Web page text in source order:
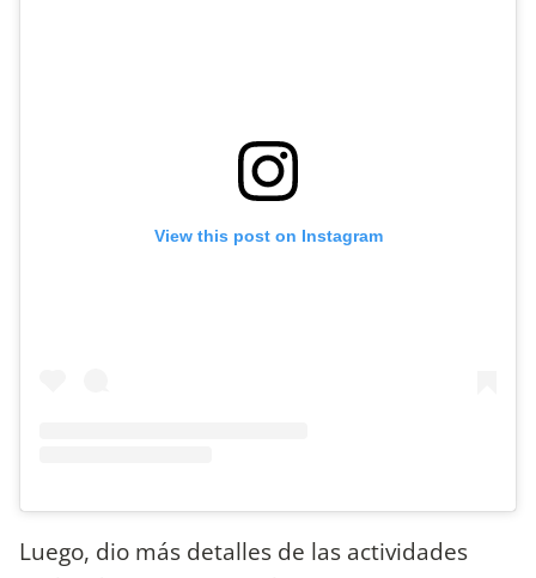
View this post on Instagram
Luego, dio más detalles de las actividades